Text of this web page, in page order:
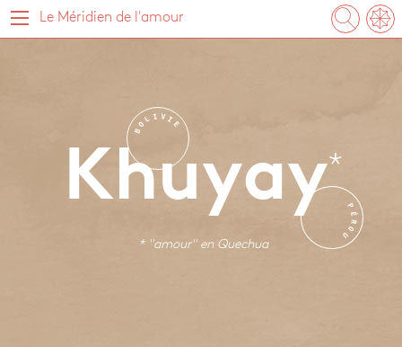
Le Méridien de l'amour
Khuyay
B
O
L I V I
E
P
É
R
O
U
* "amour" en Quechua